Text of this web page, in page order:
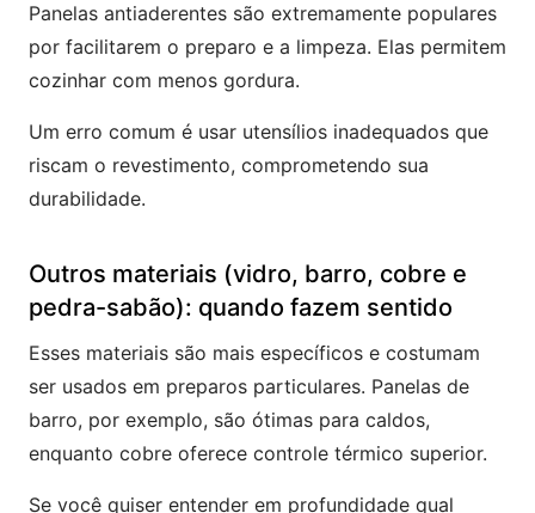
Panelas antiaderentes são extremamente populares
por facilitarem o preparo e a limpeza. Elas permitem
cozinhar com menos gordura.
Um erro comum é usar utensílios inadequados que
riscam o revestimento, comprometendo sua
durabilidade.
Outros materiais (vidro, barro, cobre e
pedra-sabão): quando fazem sentido
Esses materiais são mais específicos e costumam
ser usados em preparos particulares. Panelas de
barro, por exemplo, são ótimas para caldos,
enquanto cobre oferece controle térmico superior.
Se você quiser entender em profundidade qual